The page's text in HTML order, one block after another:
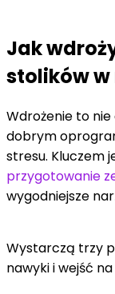
Jak
stolików
Wdrożenie to
dobrym
stresu. Kluczem
przygotowanie
wygodniejsze
Wystarczą trzy
nawyki i wejść